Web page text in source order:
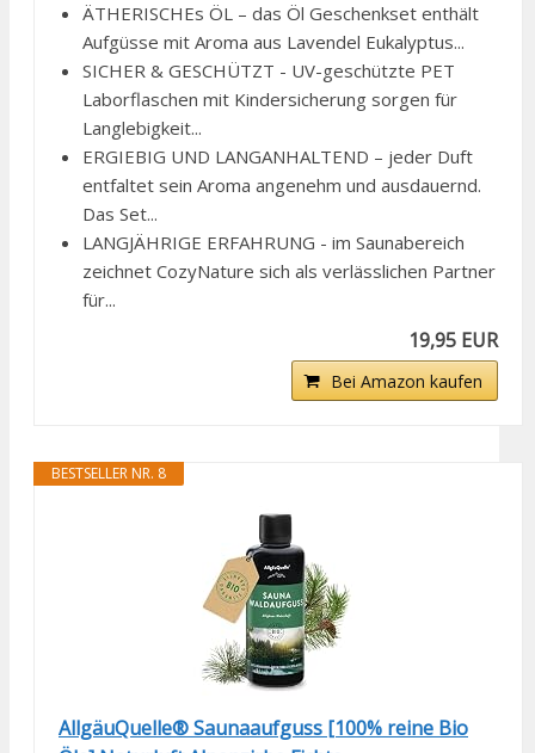
ÄTHERISCHEs ÖL – das Öl Geschenkset enthält
Aufgüsse mit Aroma aus Lavendel Eukalyptus...
SICHER & GESCHÜTZT - UV-geschützte PET
Laborflaschen mit Kindersicherung sorgen für
Langlebigkeit...
ERGIEBIG UND LANGANHALTEND – jeder Duft
entfaltet sein Aroma angenehm und ausdauernd.
Das Set...
LANGJÄHRIGE ERFAHRUNG - im Saunabereich
zeichnet CozyNature sich als verlässlichen Partner
für...
19,95 EUR
Bei Amazon kaufen
BESTSELLER NR. 8
AllgäuQuelle® Saunaaufguss [100% reine Bio